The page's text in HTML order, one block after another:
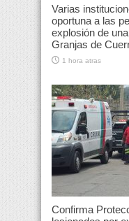
Varias
oportuna a las
explosión de
Granjas de
1 hora atras
Confirma